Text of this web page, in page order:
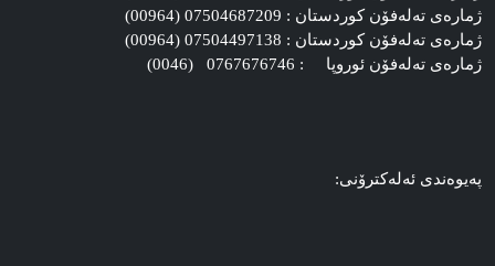
ژماره‌ی ته‌له‌فۆن کوردستان : 07504687209 (00964)
ژماره‌ی ته‌له‌فۆن کوردستان : 07504497138 (00964)
ژماره‌ی ته‌له‌فۆن ئوروپا : 0767676746 (0046)
په‌یوه‌ندی ئه‌له‌کترۆنی: